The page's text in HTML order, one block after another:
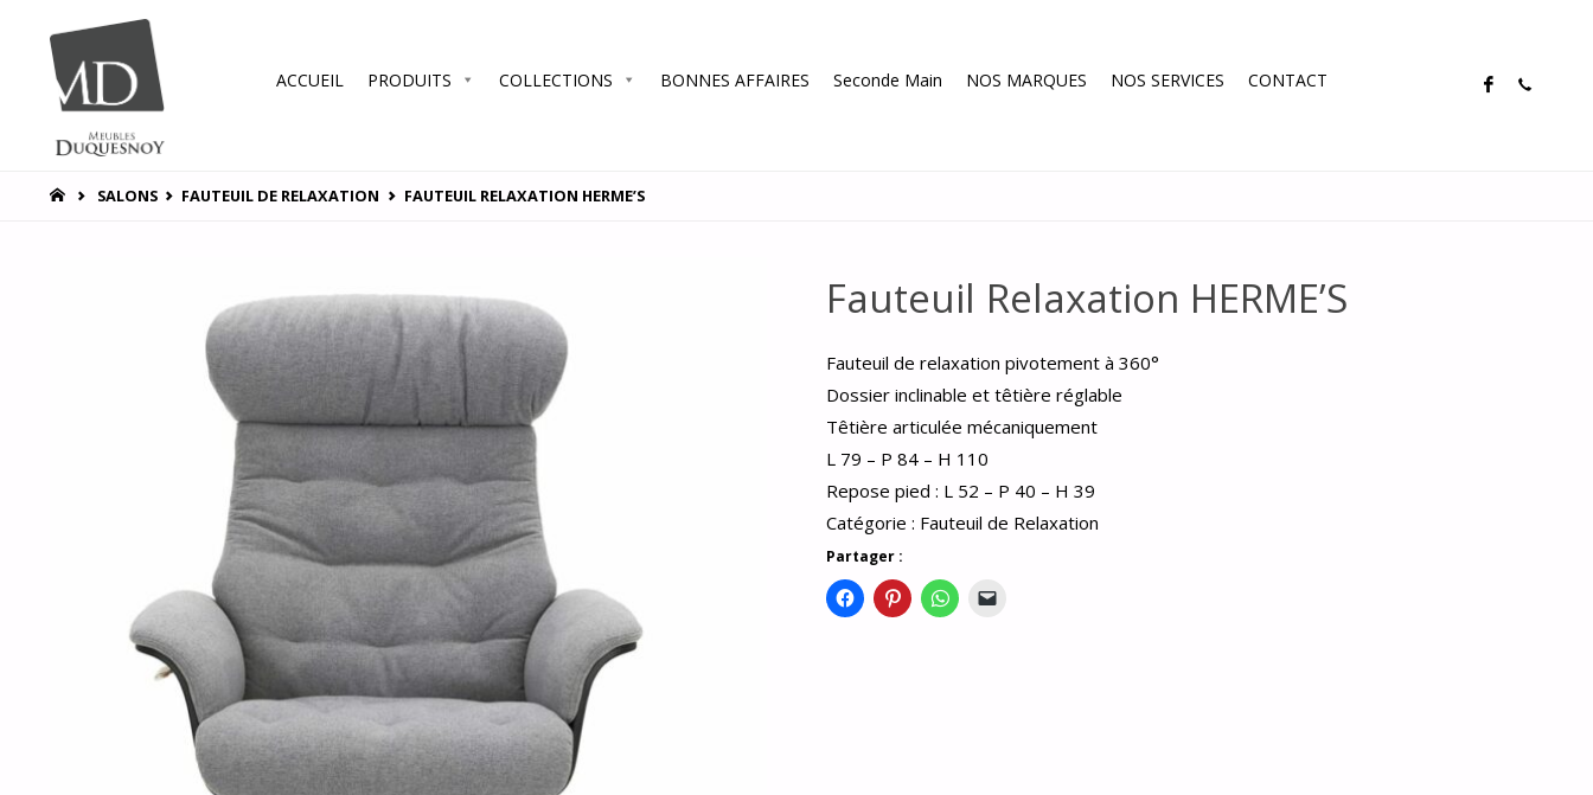
accompagner
to
ACCUEIL PRODUITS COLLECTIONS BONNES AFFAIRES Seconde Main NOS MARQUES NOS SERVICES CONTACT
HOMESALONS FAUTEUIL DE RELAXATION FAUTEUIL RELAXATION HERME’S
Fauteuil Relaxation HERME’S
Fauteuil de relaxation pivotement à 360°
Dossier inclinable et têtière réglable
Têtière articulée mécaniquement
L 79 – P 84 – H 110
Repose pied : L 52 – P 40 – H 39
Catégorie : Fauteuil de Relaxation
Partager :